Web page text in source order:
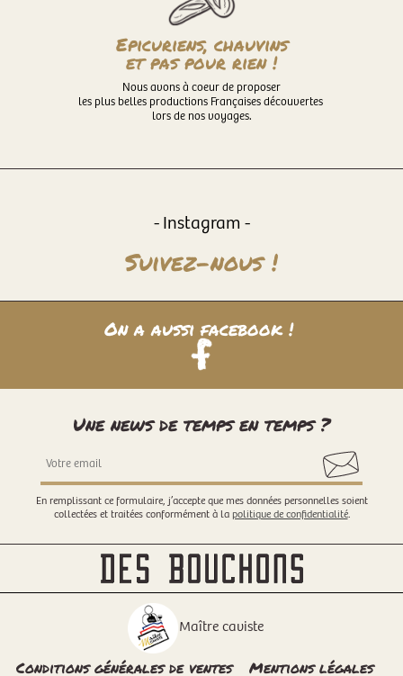
Epicuriens, chauvins
et pas pour rien !
Nous avons à coeur de proposer
les plus belles productions Françaises découvertes
lors de nos voyages.
- Instagram -
Suivez-nous !
On a aussi facebook !
Une news de temps en temps ?
En remplissant ce formulaire, j’accepte que mes données personnelles soient
collectées et traitées conformément à la politique de confidentialité.
Maître caviste
Conditions générales de ventes Mentions légales